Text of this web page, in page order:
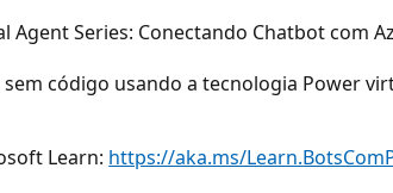
Agent Series: Conectando Chatbot com
código usando a tecnologia Power
Learn: https://aka.ms/